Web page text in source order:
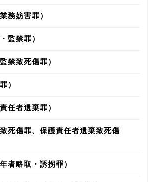
務妨害罪）
監禁罪）
禁致死傷罪）
）
任者遺棄罪）
死傷罪、保護責任者遺棄致死傷
者略取・誘拐罪）